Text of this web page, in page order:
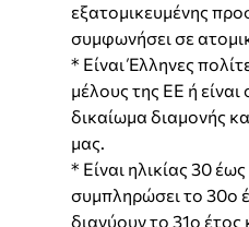
εξατομικευμένης
συμφωνήσει σε
* Είναι Έλληνες
μέλους της ΕΕ ή
δικαίωμα διαμονής
μας.
* Είναι ηλικίας 30
συμπληρώσει το 30ο
διανύουν το 31ο έτος